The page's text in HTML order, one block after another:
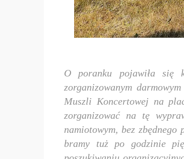
O poranku pojawiła się
zorganizowanym
Muszli Koncertowej na
zorganizować na tę
namiotowym, bez zbędnego
bramy tuż po godzinie